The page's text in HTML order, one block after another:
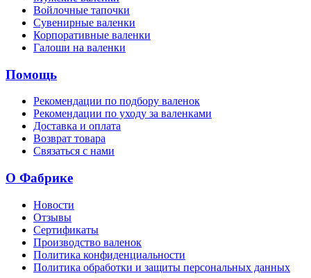
Войлочные тапочки
Сувенирные валенки
Корпоративные валенки
Галоши на валенки
Помощь
Рекомендации по подбору валенок
Рекомендации по уходу за валенками
Доставка и оплата
Возврат товара
Связаться с нами
О Фабрике
Новости
Отзывы
Сертификаты
Производство валенок
Политика конфиденциальности
Политика обработки и защиты персональных данных